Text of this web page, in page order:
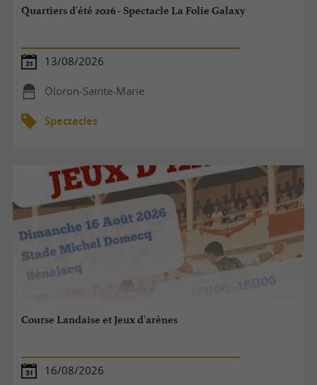
Quartiers d'été 2026 - Spectacle La Folie Galaxy
13/08/2026
Oloron-Sainte-Marie
Spectacles
Course Landaise et Jeux d'arènes
16/08/2026